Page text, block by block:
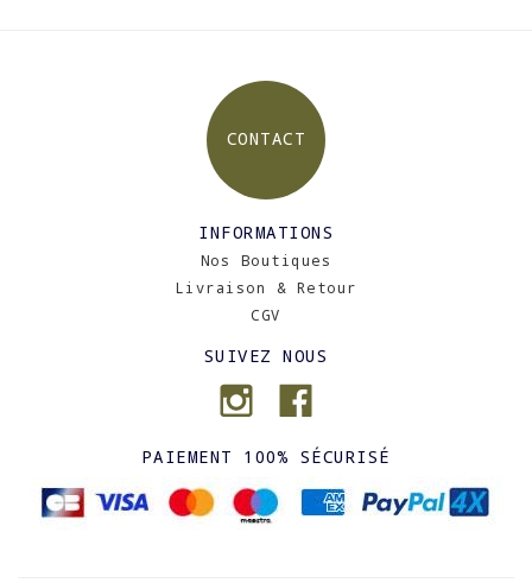
CONTACT
INFORMATIONS
Nos Boutiques
Livraison & Retour
CGV
SUIVEZ NOUS
PAIEMENT 100% SÉCURISÉ